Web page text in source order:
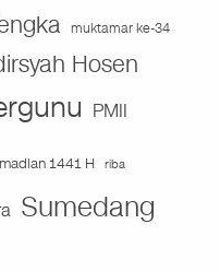
muktamar ke-34
Hosen
PMII
1441 H riba
Sumedang